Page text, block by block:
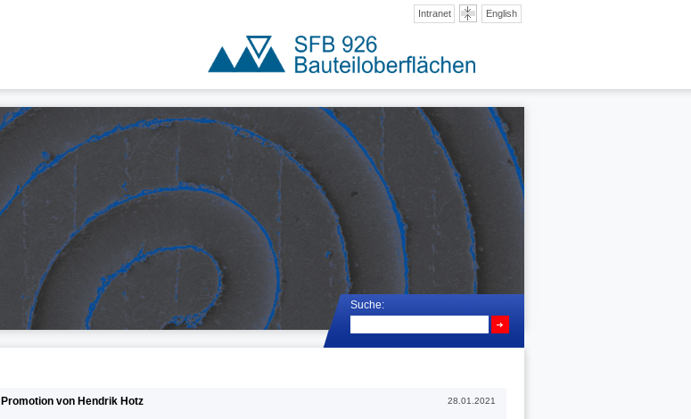
English
Intranet
Suche:
28.01.2021
Promotion von Hendrik Hotz